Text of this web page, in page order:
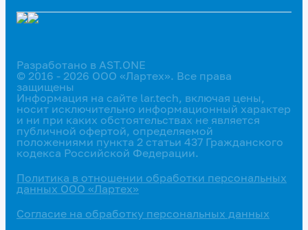
Информация на сайте lar.tech, включая цены,
носит исключительно информационный характер
и ни при каких обстоятельствах не является
публичной офертой, определяемой
положениями пункта 2 статьи 437 Гражданского
кодекса Российской Федерации.
Политика в отношении обработки персональных
данных ООО «Лартех»
Согласие на обработку персональных данных
Разработано в AST.ONE
© 2016 - 2026 ООО «Лартех». Все права
защищены